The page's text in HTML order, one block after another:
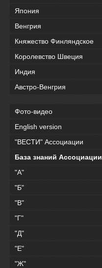
Япония
Венгрия
Княжество Финляндское
Королевство Швеция
Индия
Австро-Венгрия
Фото-видео
English version
"ВЕСТИ" Ассоциации
База знаний Ассоциации
"А"
"Б"
"В"
"Г"
"Д"
"Е"
"Ж"